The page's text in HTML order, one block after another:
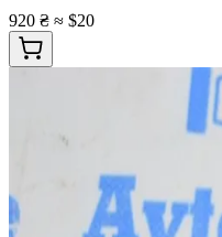
920 ₴ ≈ $20